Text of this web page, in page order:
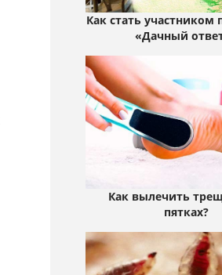
Как стать
«Дачный
Как вылечить
пятках?